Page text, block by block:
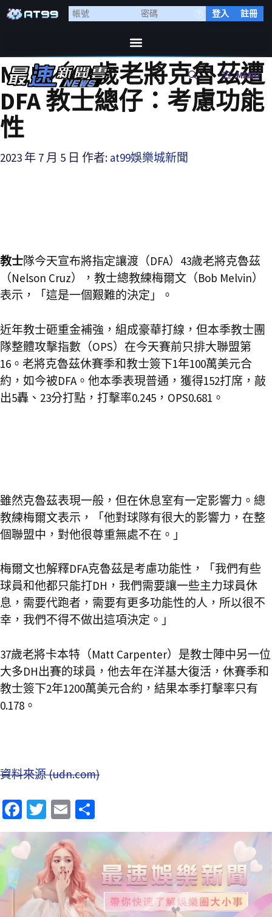
登入 註冊
MENU
MLB／43歲老將克魯茲遭
DFA 教士總仔：考慮功能
性
2023 年 7 月 5 日 作者: at99娛樂城新聞
教士隊今天宣布將指定讓渡（DFA）43歲老將克魯茲
（Nelson Cruz），教士總教練梅爾文（Bob Melvin）
表示，「這是一個艱難的決定」。
近年教士砸重金補強，組成豪華打線，但本季教士團
隊整體攻擊指數（OPS）在今天賽前只排大聯盟第
16。老將克魯茲休賽季和教士簽下1年100萬美元合
約，如今被DFA。他本季表現普通，獲得152打席，敲
出5轟、23分打點，打擊率0.245，OPS0.681。
雖然克魯茲表現一般，但在休息室有一定影響力。總
教練梅爾文表示，「他對球隊有很大的影響力，在整
個聯盟中，對他很尊重無處不在。」
梅爾文也解釋DFA克魯茲是考慮功能性，「我們有些
球員和他都只能打DH，我們需要讓一些主力球員休
息，需要代跑者，需要有更多功能性的人，所以很不
幸，我們不得不做出這項決定。」
37歲老將卡本特（Matt Carpenter）是教士陣中另一位
大多DH出賽的球員，他去年在洋基大復活，休賽季和
教士簽下2年1200萬美元合約，結果本季打擊率只有
0.178。
資料來源 (udn.com)
Fa
ce
b
o
k
T
wi
tt
er
E
m
ai
l
享